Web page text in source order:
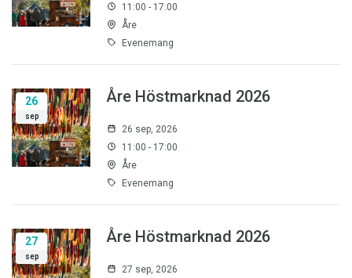
11:00 - 17:00
Åre
Evenemang
26
sep
Åre Höstmarknad 2026
26 sep, 2026
11:00 - 17:00
Åre
Evenemang
27
sep
Åre Höstmarknad 2026
27 sep, 2026